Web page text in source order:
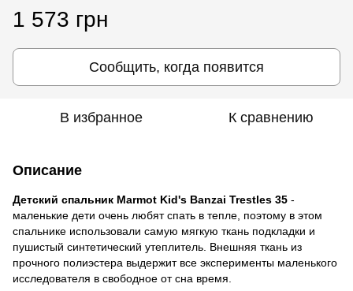
1 573 грн
Сообщить, когда появится
В избранное К сравнению
Описание
Детский спальник Marmot Kid's Banzai Trestles 35 -
маленькие дети очень любят спать в тепле, поэтому в этом
спальнике использовали самую мягкую ткань подкладки и
пушистый синтетический утеплитель. Внешняя ткань из
прочного полиэстера выдержит все эксперименты маленького
исследователя в свободное от сна время.